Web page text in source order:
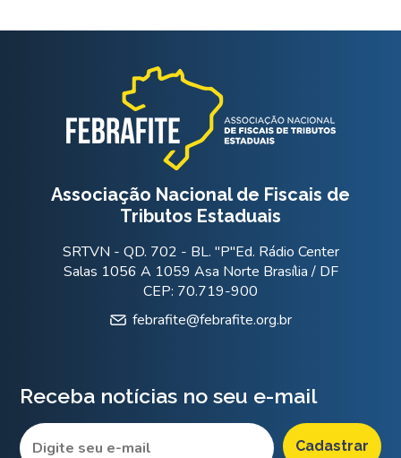
Associação Nacional de Fiscais de
Tributos Estaduais
SRTVN - QD. 702 - BL. "P"Ed. Rádio Center
Salas 1056 A 1059 Asa Norte Brasília / DF
CEP: 70.719-900
febrafite@febrafite.org.br
Receba notícias no seu e-mail